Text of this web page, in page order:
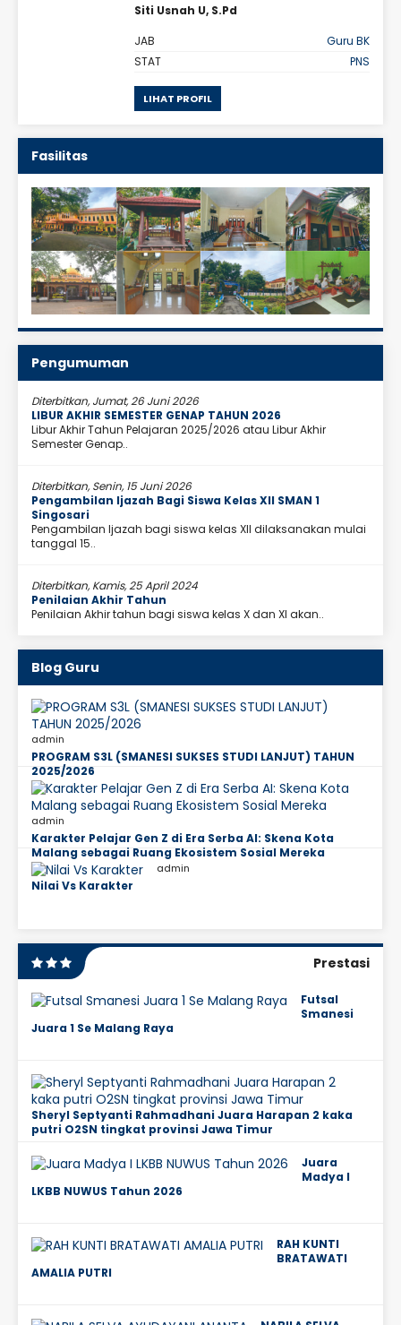
Siti Usnah U, S.Pd
JAB
Guru BK
STAT
PNS
LIHAT PROFIL
Fasilitas
Pengumuman
Diterbitkan, Jumat, 26 Juni 2026
LIBUR AKHIR SEMESTER GENAP TAHUN 2026
Libur Akhir Tahun Pelajaran 2025/2026 atau Libur Akhir
Semester Genap..
Diterbitkan, Senin, 15 Juni 2026
Pengambilan Ijazah Bagi Siswa Kelas XII SMAN 1
Singosari
Pengambilan Ijazah bagi siswa kelas XII dilaksanakan mulai
tanggal 15..
Diterbitkan, Kamis, 25 April 2024
Penilaian Akhir Tahun
Penilaian Akhir tahun bagi siswa kelas X dan XI akan..
Blog Guru
admin
PROGRAM S3L (SMANESI SUKSES STUDI LANJUT) TAHUN
2025/2026
admin
Karakter Pelajar Gen Z di Era Serba AI: Skena Kota
Malang sebagai Ruang Ekosistem Sosial Mereka
admin
Nilai Vs Karakter
Prestasi
Futsal
Smanesi
Juara 1 Se Malang Raya
Sheryl Septyanti Rahmadhani Juara Harapan 2 kaka
putri O2SN tingkat provinsi Jawa Timur
Juara
Madya I
LKBB NUWUS Tahun 2026
RAH KUNTI
BRATAWATI
AMALIA PUTRI